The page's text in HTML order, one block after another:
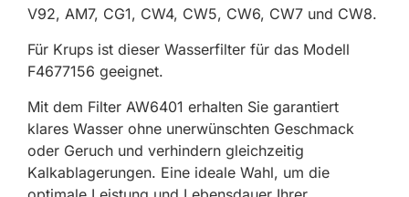
V92, AM7, CG1, CW4, CW5, CW6, CW7 und CW8.
Für Krups ist dieser Wasserfilter für das Modell
F4677156 geeignet.
Mit dem Filter AW6401 erhalten Sie garantiert
klares Wasser ohne unerwünschten Geschmack
oder Geruch und verhindern gleichzeitig
Kalkablagerungen. Eine ideale Wahl, um die